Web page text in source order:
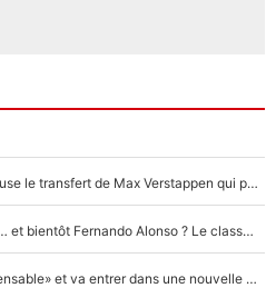
F1 - Une légende de McLaren refuse le transfert de Max Verstappen qui pourrait «faire des vagues» et plomber l'ambiance dans l'équipe
Max Verstappen, Lewis Hamilton… et bientôt Fernando Alonso ? Le classement des pilotes les mieux payés en Formule 1 risque de changer !
F1 - Alpine signe un accord «impensable» et va entrer dans une nouvelle dimension : Grande nouvelle pour Pierre Gasly !